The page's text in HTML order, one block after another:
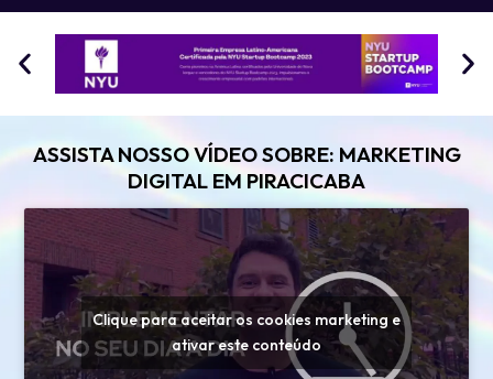
ASSISTA NOSSO VÍDEO SOBRE: MARKETING
DIGITAL EM PIRACICABA
Clique para aceitar os cookies marketing e
ativar este conteúdo